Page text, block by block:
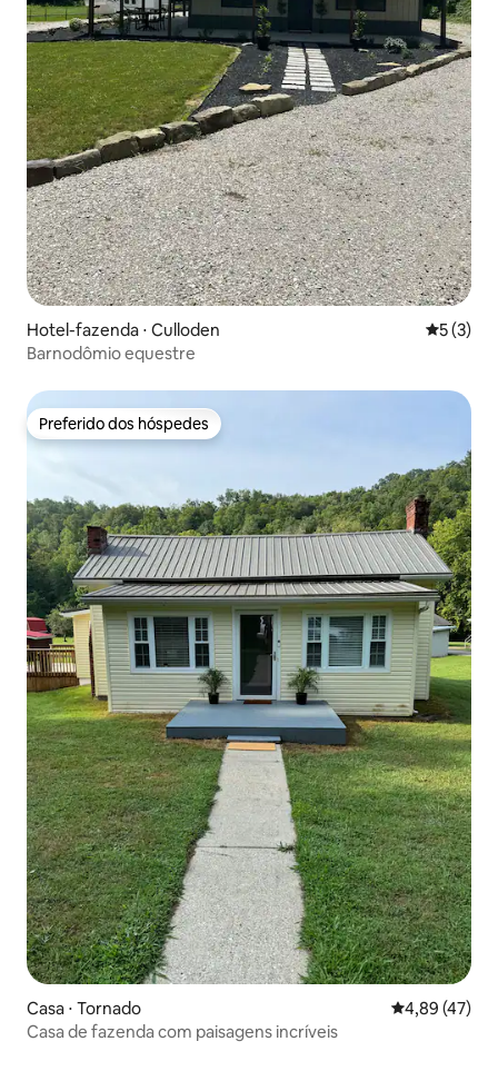
Hotel-fazenda ⋅ Culloden 5 de
5 (3)
Barnodômio equestre
Preferido dos hóspedes
Preferido dos hóspedes
Casa ⋅ Tornado 4,89 de uma
4,89 (47)
Casa de fazenda com paisagens incríveis